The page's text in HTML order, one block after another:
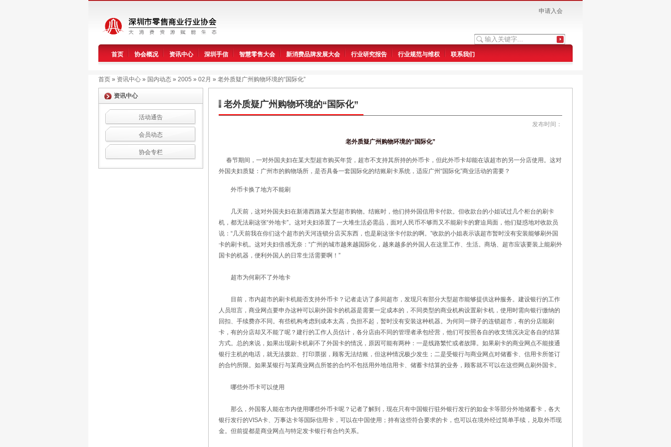
申请入会
首页 协会概况 资讯中心 深圳手信 智慧零售大会 新消费品牌发展大会 行业研究报告 行业规范与维权 联系我们
首页 » 资讯中心 » 国内动态 » 2005 » 02月 » 老外质疑广州购物环境的“国际化”
资讯中心
活动通告
会员动态
协会专栏
老外质疑广州购物环境的“国际化”
发布时间：
老外质疑广州购物环境的“国际化”
春节期间，一对外国夫妇在某大型超市购买年货，超市不支持其所持的外币卡，但此外币卡却能在该超市的另一分店使用。这对
外国夫妇质疑：广州市的购物场所，是否具备一套国际化的结账刷卡系统，适应广州“国际化”商业活动的需要？
外币卡换了地方不能刷
几天前，这对外国夫妇在新港西路某大型超市购物。结账时，他们持外国信用卡付款。但收款台的小姐试过几个柜台的刷卡
机，都无法刷这张“外地卡”。这对夫妇添置了一大堆生活必需品，面对人民币不够而又不能刷卡的窘迫局面，他们疑惑地对收款员
说：“几天前我在你们这个超市的天河连锁分店买东西，也是刷这张卡付款的啊。”收款的小姐表示该超市暂时没有安装能够刷外国
卡的刷卡机。这对夫妇倍感无奈：“广州的城市越来越国际化，越来越多的外国人在这里工作、生活。商场、超市应该要装上能刷外
国卡的机器，便利外国人的日常生活需要啊！”
超市为何刷不了外地卡
目前，市内超市的刷卡机能否支持外币卡？记者走访了多间超市，发现只有部分大型超市能够提供这种服务。建设银行的工作
人员坦言，商业网点要申办这种可以刷外国卡的机器是需要一定成本的，不同类型的商业机构设置刷卡机，使用时需向银行缴纳的
回扣、手续费亦不同。有些机构考虑到成本太高，负担不起，暂时没有安装这种机器。为何同一牌子的连锁超市，有的分店能刷
卡，有的分店却又不能了呢？建行的工作人员估计，各分店由不同的管理者承包经营，他们可按照各自的收支情况决定各自的结算
方式。总的来说，如果出现刷卡机刷不了外国卡的情况，原因可能有两种：一是线路繁忙或者故障。如果刷卡的商业网点不能接通
银行主机的电话，就无法拨款、打印票据，顾客无法结账，但这种情况极少发生；二是受银行与商业网点对储蓄卡、信用卡所签订
的合约所限。如果某银行与某商业网点所签的合约不包括用外地信用卡、储蓄卡结算的业务，顾客就不可以在这些网点刷外国卡。
哪些外币卡可以使用
那么，外国客人能在市内使用哪些外币卡呢？记者了解到，现在只有中国银行驻外银行发行的如金卡等部分外地储蓄卡，各大
银行发行的VISA卡、万事达卡等国际信用卡，可以在中国使用；持有这些符合要求的卡，也可以在境外经过简单手续，兑取外币现
金。但前提都是商业网点与特定发卡银行有合约关系。